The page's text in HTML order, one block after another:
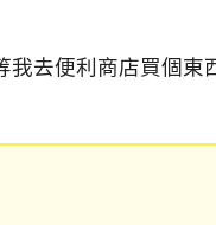
去便利商店買個東